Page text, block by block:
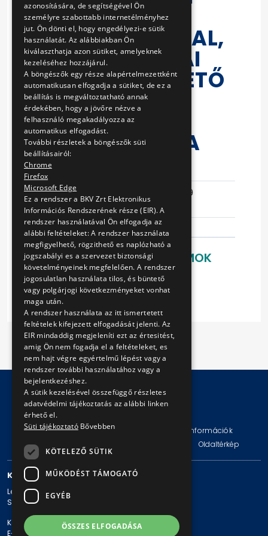
ÍVEK ÉS A 3-AS
VILLAMOS VONAL,
NAPFÉNY UTCAI
ÁTJÁRÓT KÖVETŐ
ÍVEK
SÍNKENÉSÉNEK
BIZTOSÍTÁSÁRA
Eljárás száma
Ajánlattételi
határidő
2016-05-19
14:42:44
LETÖLTHETŐ DOKUMENTUMOK
Ajánlati felhívás
Impresszum Jogi nyilatkozat
Technikai információk
Adatvédelmi politika és tájékoztatások
Oldaltérkép
KAPCSOLAT
Levelezési cím: 1980 Budapest, Pf. 11.
Székhely: 1980 Budapest, Akácfa u. 15.
Központi telefonszám: + 36 1 461-65-00
E-mail cím: bkv@bkv.hu
azonosítására, de segítségével Ön
személyre szabottabb internetélményhez
jut. Ön dönti el, hogy engedélyezi-e sütik
használatát. Az alábbiakban Ön
kiválaszthatja azon sütiket, amelyeknek
kezeléséhez hozzájárul.
A böngészők egy része alapértelmezettként
automatikusan elfogadja a sütiket, de ez a
beállítás is megváltoztatható annak
érdekében, hogy a jövőre nézve a
felhasználó megakadályozza az
automatikus elfogadást.
További részletek a böngészők süti
beállításairól:
Chrome
Firefox
Microsoft Edge
Ez a rendszer a BKV Zrt Elektronikus
Információs Rendszerének része (EIR). A
rendszer használatával Ön elfogadja az
alábbi feltételeket: A rendszer használata
megfigyelhető, rögzithető es naplózható a
jogszabályi es a szervezet biztonsági
követelményeinek megfelelően. A rendszer
jogosulatlan használata tilos, és büntető
vagy polgárjogi következményeket vonhat
maga után.
A rendszer használata az itt ismertetett
feltételek kifejezett elfogadását jelenti. Az
EIR mindaddig megjeleníti ezt az értesitést,
amig Ön nem fogadja el a feltételeket, es
nem hajt végre egyértelmű lépést vagy a
rendszer további használatához vagy a
bejelentkezéshez.
A sütik kezelésével összefüggő részletes
adatvédelmi tájékoztatás az alábbi linken
érhető el.
Süti tájékoztató Bővebben
KÖTELEZŐ SÜTIK
MŰKÖDÉST TÁMOGATÓ
EGYÉB
ÖSSZES ELFOGADÁSA